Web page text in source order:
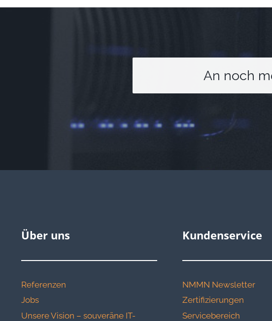
An noch
Über uns
Referenzen
Jobs
Unsere Vision – souveräne IT-
Kundenservice
NMMN Newsletter
Zertifizierungen
Servicebereich